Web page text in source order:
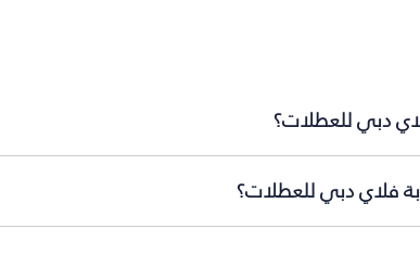
دبي للعطلات؟
فلاي دبي للعطلات؟